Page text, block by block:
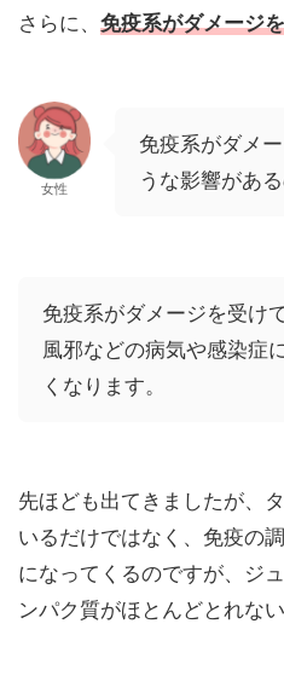
さらに、 免疫系がダメージ
女性
免疫系がダメ
うな影響があ
免疫系がダメージを受け
風邪などの病気や感染症
くなります。
先ほども出てきましたが、
いるだけではなく、免疫の
になってくるのですが、ジ
ンパク質がほとんどとれない